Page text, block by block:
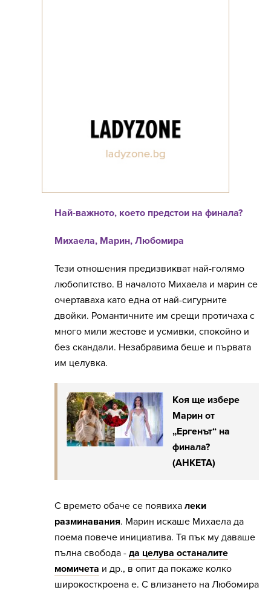
Най-важното, което предстои на финала?
Михаела, Марин, Любомира
Тези отношения предизвикват най-голямо
любопитство. В началото Михаела и марин се
очертаваха като една от най-сигурните
двойки. Романтичните им срещи протичаха с
много мили жестове и усмивки, спокойно и
без скандали. Незабравима беше и първата
им целувка.
Коя ще избере
Марин от
„Ергенът“ на
финала?
(АНКЕТА)
С времето обаче се появиха леки
разминавания. Марин искаше Михаела да
поема повече инициатива. Тя пък му даваше
пълна свобода - да целува останалите
момичета и др., в опит да покаже колко
широкосткроена е. С влизането на Любомира